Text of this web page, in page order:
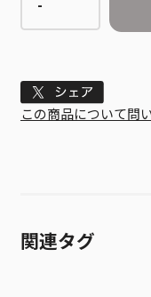
Tweet
この商品について問
関連タグ